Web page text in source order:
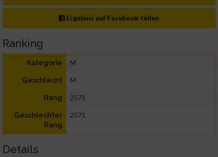
Ergebnis auf Facebook teilen
Ranking
Kategorie M
Geschlecht M
Rang 2571
Geschlechter
Rang
2571
Details